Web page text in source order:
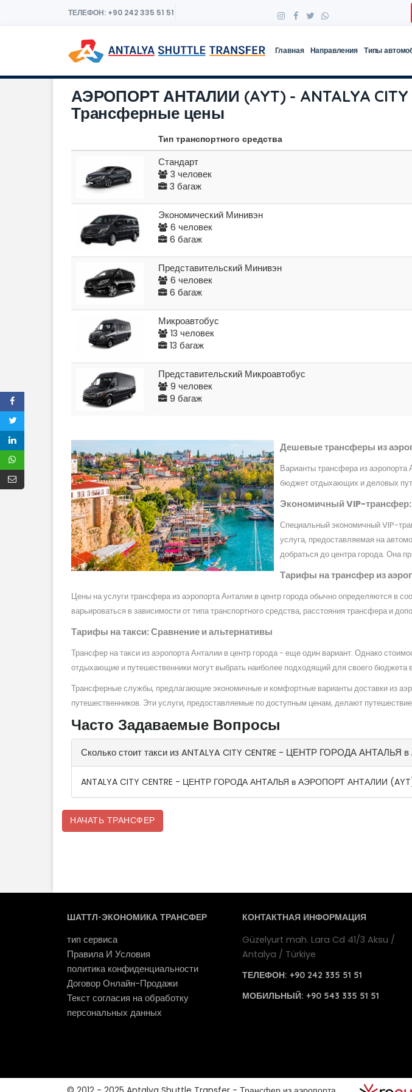
ТЕЛЕФОН: +90 242 335 51 51
Главная Направления Типы
АЭРОПОРТ АНТАЛИИ (AYT) - ANTALYA
Трансферные цены
Тип транспортного средства
Стандарт
3 человек
3 багаж
Экономический Минивэн
6 человек
6 багаж
Представительский Минивэн
6 человек
6 багаж
Микроавтобус
13 человек
13 багаж
Представительский Микроавтобус
9 человек
9 багаж
Дешевые трансферы из
Варианты трансфера из
бюджет отдыхающих и деловых
Экономичный VIP-
Специальный экономичный VIP-
услуга, предоставляемая на
добраться до центра города. Она
Тарифы на трансфер из
Цены на услуги трансфера из аэропорта Анталии в центр города обычно определяются в
варьироваться в зависимости от типа транспортного средства, расстояния трансфера и
Тарифы на такси: Сравнение и альтернативы
Трансфер на такси из аэропорта Анталии в центр города - еще один вариант. Однако
отдыхающие и путешественники могут выбрать наиболее подходящий для своего бюджета
Трансферные службы, предлагающие экономичные и комфортные варианты доставки из
путешественников. Эти услуги, предоставляемые по доступным ценам, делают
Часто Задаваемые Вопросы
Сколько стоит такси из ANTALYA CITY CENTRE - ЦЕНТР ГОРОДА
ANTALYA CITY CENTRE - ЦЕНТР ГОРОДА АНТАЛЬЯ в АЭРОПОРТ АНТАЛИИ (AYT).
НАЧАТЬ ТРАНСФЕР
ШАТТЛ-ЭКОНОМИКА ТРАНСФЕР
тип сервиса
Правила И Условия
политика конфиденциальности
Договор Онлайн-Продажи
Текст согласия на обработку
персональных данных
КОНТАКТНАЯ ИНФОРМАЦИЯ
Güzelyurt mah. Lara Cd 41/3 Aksu /
Antalya / Türkiye
ТЕЛЕФОН:+90 242 335 51 51
МОБИЛЬНЫЙ:+90 543 335 51 51